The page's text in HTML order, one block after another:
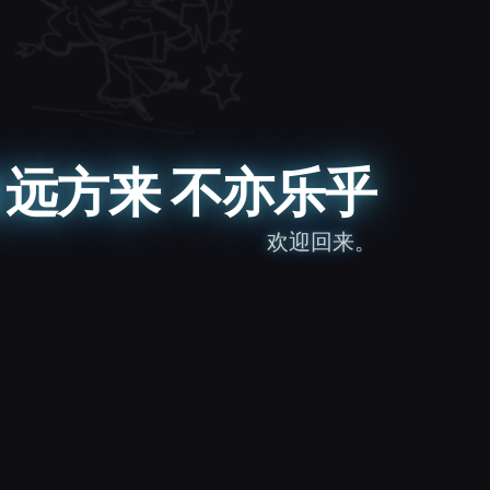
方来 不亦乐乎
欢迎回来。